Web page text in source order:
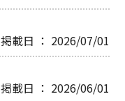
掲載日 ： 2026/07/01
掲載日 ： 2026/06/01